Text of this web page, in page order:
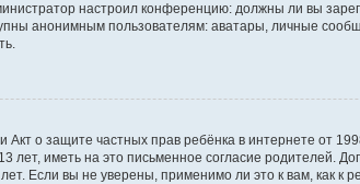
настроил конференцию: должны ли вы
анонимным пользователям: аватары, личные
Акт о защите частных прав ребёнка в интернете от
иметь на это письменное согласие родителей.
Если вы не уверены, применимо ли это к вам, как к